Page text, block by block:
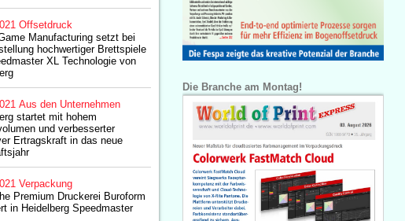
Offsetdruck
Manufacturing setzt bei
hochwertiger Brettspiele
XL Technologie von
Aus den Unternehmen
startet mit hohem
und verbesserter
Ertragskraft in das neue
Verpackung
Premium Druckerei Buroform
in Heidelberg Speedmaster
Die Branche am Montag!